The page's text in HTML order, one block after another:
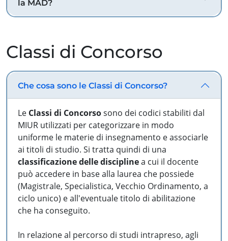
la MAD?
Classi di Concorso
Che cosa sono le Classi di Concorso?
Le Classi di Concorsosono dei codici stabiliti dal
MIUR utilizzati per categorizzare in modo
uniforme le materie di insegnamento e associarle
ai titoli di studio. Si tratta quindi di una
classificazione delle disciplinea cui il docente
può accedere in base alla laurea che possiede
(Magistrale, Specialistica, Vecchio Ordinamento, a
ciclo unico) e all'eventuale titolo di abilitazione
che ha conseguito.
In relazione al percorso di studi intrapreso, agli